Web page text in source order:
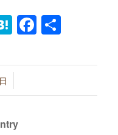
Hatena共